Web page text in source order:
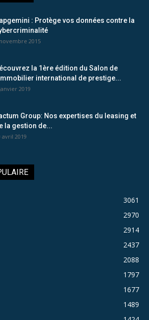
: Protège vos données contre la
2015
la 1ère édition du Salon de
international de prestige...
2019
Group: Nos expertises du leasing et
la gestion de...
avril 2019
3061
2970
2914
2437
2088
1797
1677
1489